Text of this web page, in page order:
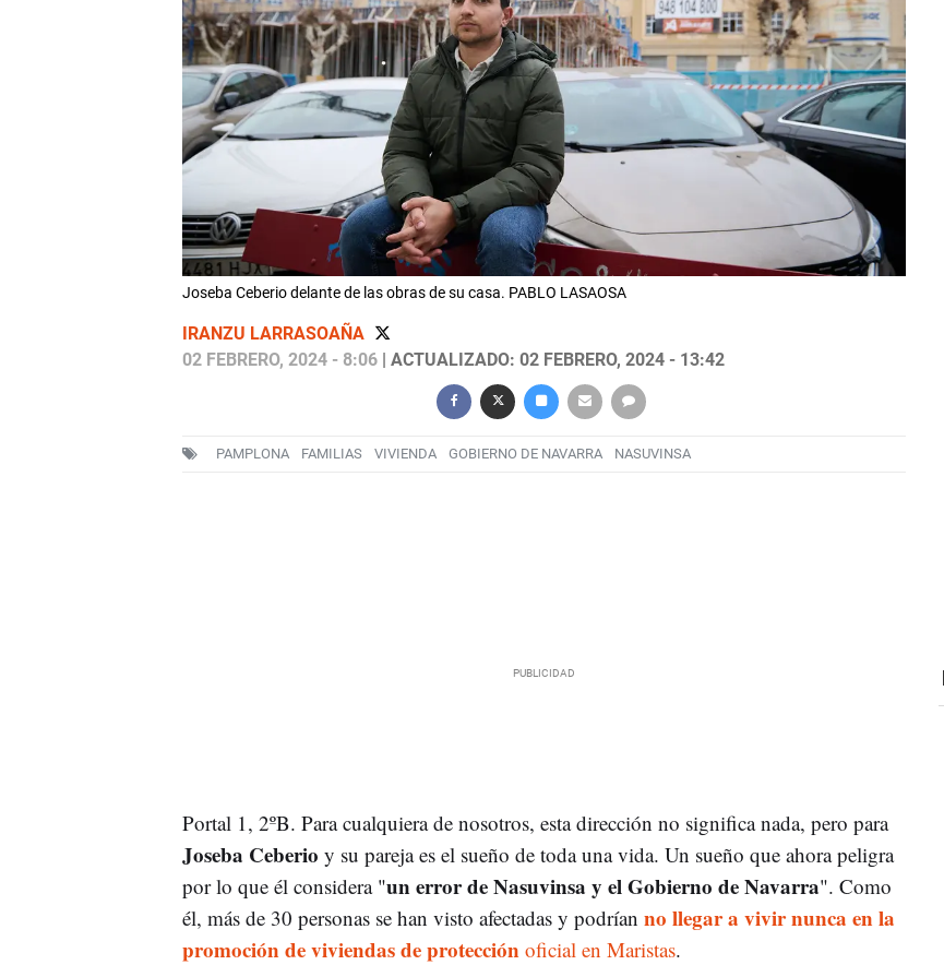
Joseba Ceberio delante de las obras de su casa. PABLO LASAOSA
IRANZU LARRASOAÑA
02 FEBRERO, 2024 - 8:06| ACTUALIZADO: 02 FEBRERO, 2024 - 13:42
PAMPLONA FAMILIAS VIVIENDA GOBIERNO DE NAVARRA NASUVINSA
Portal 1, 2ºB. Para cualquiera de nosotros, esta dirección no significa nada, pero para
Joseba Ceberio y su pareja es el sueño de toda una vida. Un sueño que ahora peligra
por lo que él considera "un error de Nasuvinsa y el Gobierno de Navarra". Como
él, más de 30 personas se han visto afectadas y podrían no llegar a vivir nunca en la
promoción de viviendas de protección oficial en Maristas.